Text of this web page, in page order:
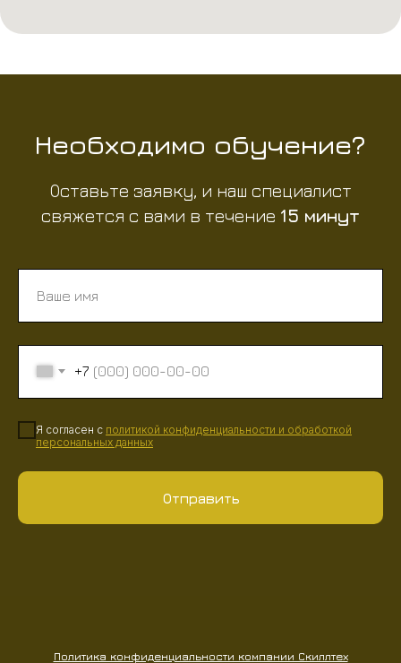
Необходимо обучение?
Оставьте заявку, и наш специалист
свяжется с вами в течение 15 минут
+7
Я согласен с политикой конфиденциальности и обработкой
персональных данных
Отправить
Политика конфиденциальности компании Скиллтех